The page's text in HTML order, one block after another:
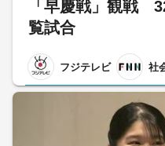
「早慶戦」観戦
覧試合
フジテレビ 社